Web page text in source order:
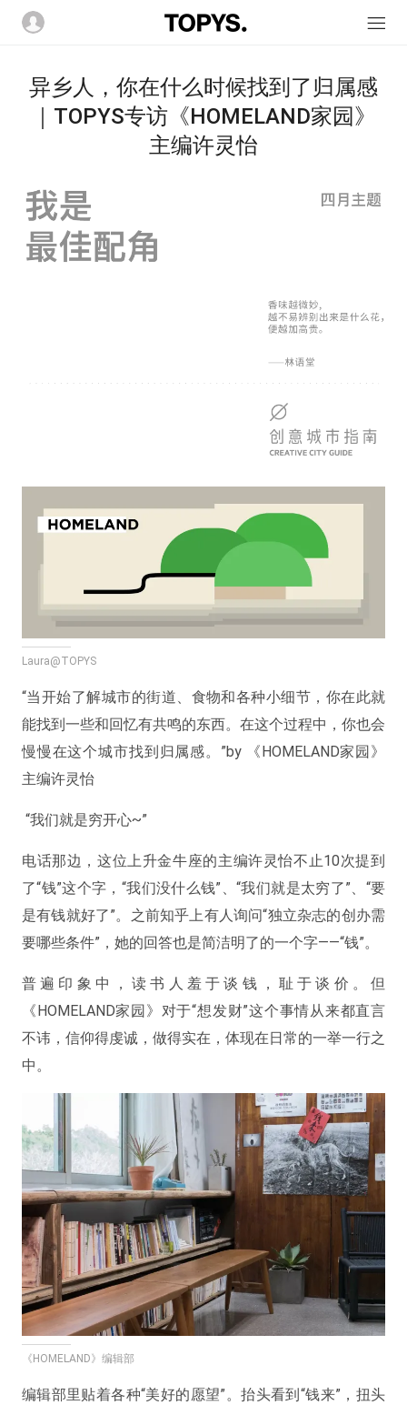
异乡人，你在什么时候找到了归属感
｜TOPYS专访《HOMELAND家园》
主编许灵怡
Laura@TOPYS
“当开始了解城市的街道、食物和各种小细节，你在此就
能找到一些和回忆有共鸣的东西。在这个过程中，你也会
慢慢在这个城市找到归属感。”by 《HOMELAND家园》
主编许灵怡
“我们就是穷开心~”
电话那边，这位上升金牛座的主编许灵怡不止10次提到
了“钱”这个字，“我们没什么钱”、“我们就是太穷了”、“要
是有钱就好了”。之前知乎上有人询问“独立杂志的创办需
要哪些条件”，她的回答也是简洁明了的一个字——“钱”。
普遍印象中，读书人羞于谈钱，耻于谈价。但
《HOMELAND家园》对于“想发财”这个事情从来都直言
不讳，信仰得虔诚，做得实在，体现在日常的一举一行之
中。
《HOMELAND》编辑部
编辑部里贴着各种“美好的愿望”。抬头看到“钱来”，扭头